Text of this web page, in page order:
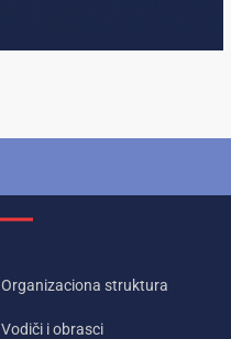
Organizaciona struktura
Vodiči i obrasci